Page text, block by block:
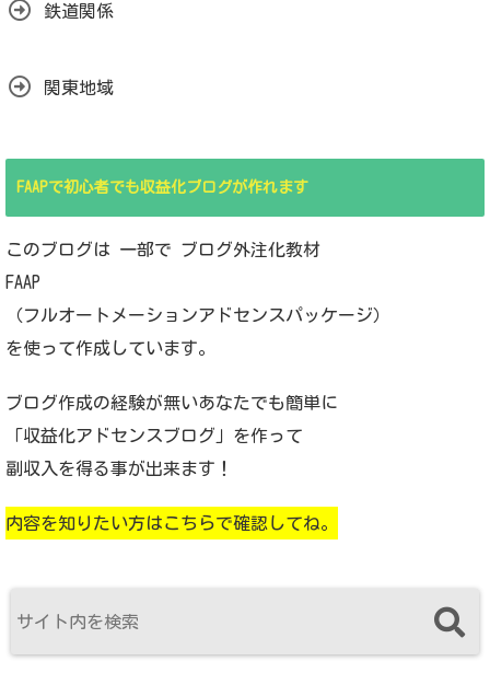
鉄道関係
関東地域
FAAPで初心者でも収益化ブログが作れます
このブログは 一部で ブログ外注化教材
FAAP
（フルオートメーションアドセンスパッケージ）
を使って作成しています。
ブログ作成の経験が無いあなたでも簡単に
「収益化アドセンスブログ」を作って
副収入を得る事が出来ます！
内容を知りたい方はこちらで確認してね。